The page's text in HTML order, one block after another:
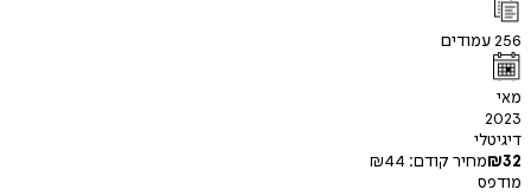
256עמודים
מאי
2023
דיגיטלי
₪32 מחיר קודם: ₪44
מודפס